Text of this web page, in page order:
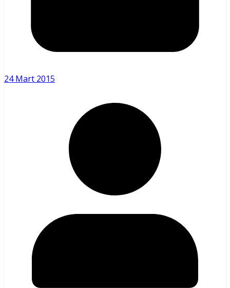
24 Mart 2015